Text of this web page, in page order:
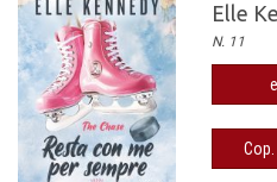
Elle
N. 11